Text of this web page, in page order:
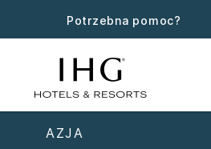
Potrzebna pomoc?
AZJA